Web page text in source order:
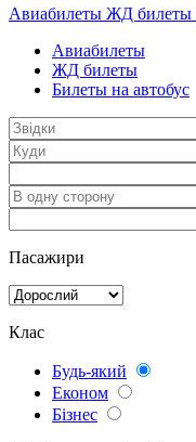
Авиабилеты ЖД билеты
Авиабилеты
ЖД билеты
Билеты на автобус
Пасажири
Клас
Будь-який
Економ
Бізнес